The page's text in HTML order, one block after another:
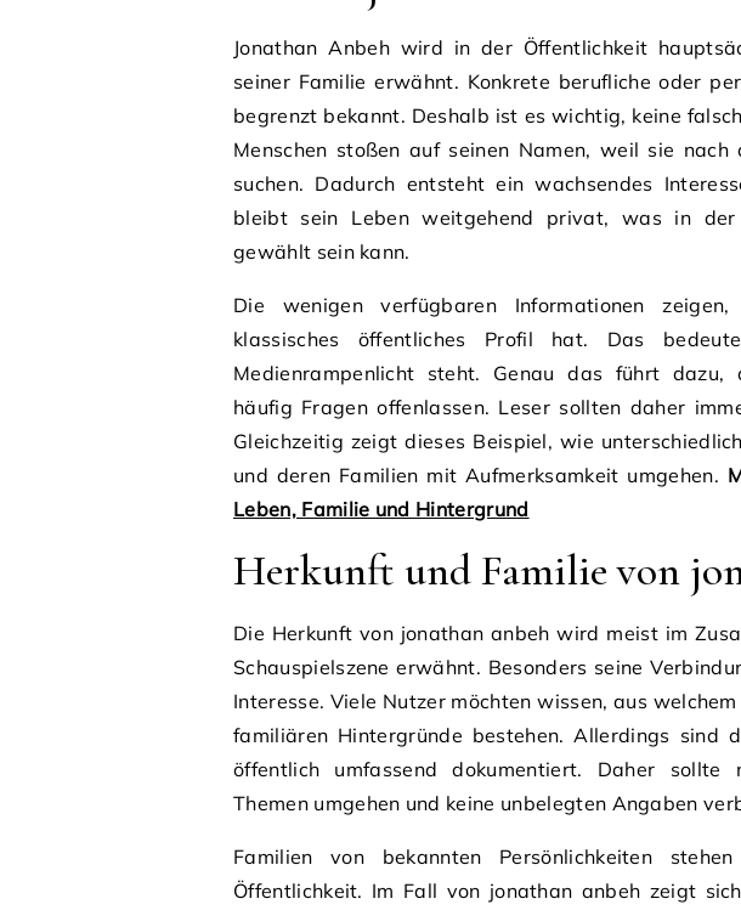
Jonathan Anbeh wird in der Öffentlichkeit
seiner Familie erwähnt. Konkrete berufliche oder
begrenzt bekannt. Deshalb ist es wichtig, keine
Menschen stoßen auf seinen Namen, weil sie
suchen. Dadurch entsteht ein wachsendes
bleibt sein Leben weitgehend privat, was in
gewählt sein kann.
Die wenigen verfügbaren Informationen
klassisches öffentliches Profil hat. Das
Medienrampenlicht steht. Genau das führt dazu,
häufig Fragen offenlassen. Leser sollten daher
Gleichzeitig zeigt dieses Beispiel, wie
und deren Familien mit Aufmerksamkeit umgehen.
Leben, Familie und Hintergrund
Herkunft und Familie von
Die Herkunft von jonathan anbeh wird meist im
Schauspielszene erwähnt. Besonders seine
Interesse. Viele Nutzer möchten wissen, aus
familiären Hintergründe bestehen. Allerdings sind
öffentlich umfassend dokumentiert. Daher sollte
Themen umgehen und keine unbelegten Angaben
Familien von bekannten Persönlichkeiten
Öffentlichkeit. Im Fall von jonathan anbeh zeigt